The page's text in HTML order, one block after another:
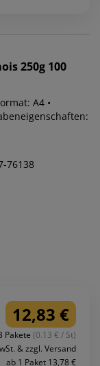
250g 100
A4 •
76138
12,83 €
Pakete (0.13 € / St)
& zzgl. Versand
ab 1 Paket 13,78 €